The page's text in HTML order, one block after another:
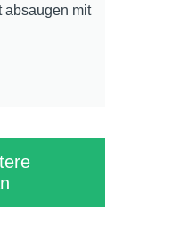
absaugen mit